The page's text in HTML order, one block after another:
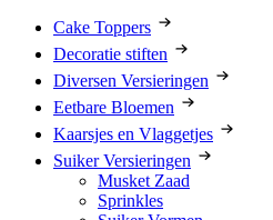
Cake Toppers
Decoratie stiften
Diversen Versieringen
Eetbare Bloemen
Kaarsjes en Vlaggetjes
Suiker Versieringen
Musket Zaad
Sprinkles